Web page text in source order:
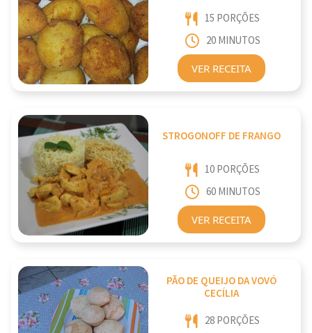
15 PORÇÕES
20 MINUTOS
VER RECEITA
STROGONOFF DE FRANGO
10 PORÇÕES
60 MINUTOS
VER RECEITA
PÃO DE QUEIJO DA VOVÓ
CECÍLIA
28 PORÇÕES